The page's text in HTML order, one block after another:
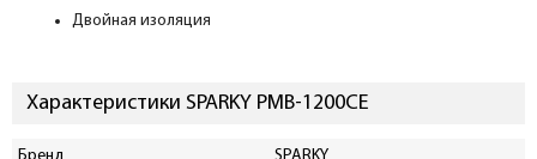
Двойная изоляция
Характеристики SPARKY PMB-1200CЕ